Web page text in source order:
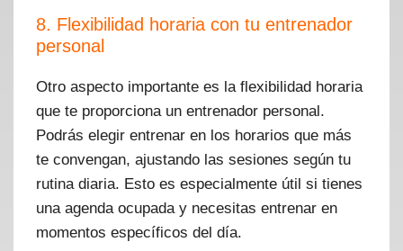
8. Flexibilidad horaria con tu entrenador
personal
Otro aspecto importante es la flexibilidad horaria
que te proporciona un entrenador personal.
Podrás elegir entrenar en los horarios que más
te convengan, ajustando las sesiones según tu
rutina diaria. Esto es especialmente útil si tienes
una agenda ocupada y necesitas entrenar en
momentos específicos del día.